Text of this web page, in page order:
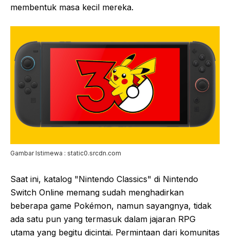
membentuk masa kecil mereka.
Gambar Istimewa : static0.srcdn.com
Saat ini, katalog "Nintendo Classics" di Nintendo
Switch Online memang sudah menghadirkan
beberapa game Pokémon, namun sayangnya, tidak
ada satu pun yang termasuk dalam jajaran RPG
utama yang begitu dicintai. Permintaan dari komunitas